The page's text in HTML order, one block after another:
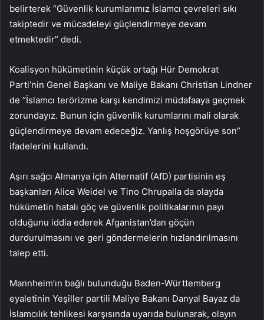
belirterek “Güvenlik kurumlarımız İslamcı çevreleri sıkı
takiptedir ve mücadeleyi güçlendirmeye devam
etmektedir” dedi.
Koalisyon hükümetinin küçük ortağı Hür Demokrat
Parti’nin Genel Başkanı ve Maliye Bakanı Christian Lindner
de “İslamcı terörizme karşı kendimizi müdafaaya geçmek
zorundayız. Bunun için güvenlik kurumlarını mali olarak
güçlendirmeye devam edeceğiz. Yanlış hoşgörüye son”
ifadelerini kullandı.
Aşırı sağcı Almanya için Alternatif (AfD) partisinin eş
başkanları Alice Weidel ve Tino Chrupalla da olayda
hükümetin hatalı göç ve güvenlik politikalarının payı
olduğunu iddia ederek Afganistan’dan göçün
durdurulmasını ve geri göndermelerin hızlandırılmasını
talep etti.
Mannheim’ın bağlı bulunduğu Baden-Württemberg
eyaletinin Yeşiller partili Maliye Bakanı Danyal Bayaz da
İslamcılık tehlikesi karşısında uyarıda bulunarak, olayın